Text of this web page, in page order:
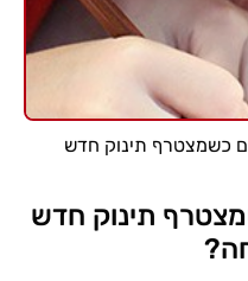
כשמצטרף תינוק חדש
תינוק חדש